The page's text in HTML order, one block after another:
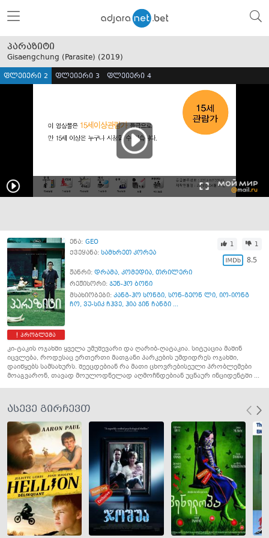
პარაზიტი
Gisaengchung (Parasite) (2019)
ფლეიერი 2 ფლეიერი 3 ფლეიერი 4
პრობლემა
ენა: GEO
ქვეყანა: სამხრეთ კორეა
1 1
8.5
ჟანრი: დრამა, კომედია, თრილერი
რეჟისორი: ჯუნ-ჰო ბონი
მსახიობები: კანგ-ჰო სონგი, სონ-გეონ ლი, იო-იონგ
ჩო, ვუ-სიკ ჩჰვე, ჰია ჯინ ჩანგი ...
კი-ტაკის ოჯახში ყველა უმუშევარი და ღარიბ-ღატაკია. სიტუაცია მაშინ
იცვლება, როდესაც ერთერთი მათგანი პარკების უმდიდრეს ოჯახში,
დაიწყებს სამსახურს. შეეცდებიან რა მათი ცხოვრებისეული პრობლემები
მოაგვარონ, თავად მოულოდნელად აღმოჩნდებიან უცნაურ ინციდენტში ...
ასევე გირჩევთ